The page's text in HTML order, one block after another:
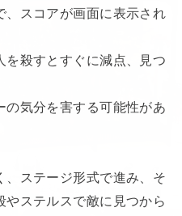
、スコアが画面に表示され
を殺すとすぐに減点、見つ
の気分を害する可能性があ
、ステージ形式で進み、そ
やステルスで敵に見つから